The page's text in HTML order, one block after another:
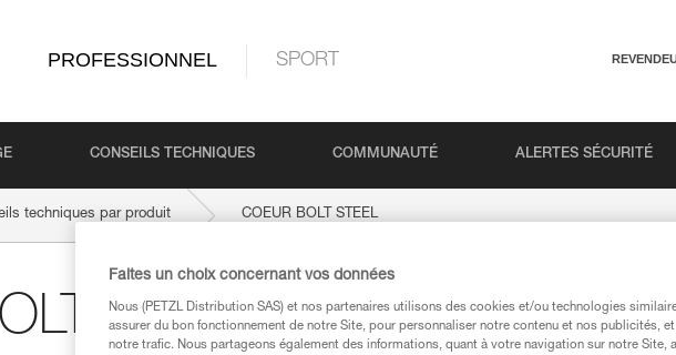
PROFESSIONNEL SPORT
CONSEILS TECHNIQUES COMMUNAUTÉ ALERTES SÉCURITÉ
techniques par produit COEUR BOLT STEEL
STEEL
Faites un choix concernant vos données
Nous (PETZL Distribution SAS) et nos partenaires utilisons des cookies et/ou technologies
assurer du bon fonctionnement de notre Site, pour personnaliser notre contenu et nos publicités,
notre trafic. Nous partageons également des informations, quant à votre navigation sur notre Site,